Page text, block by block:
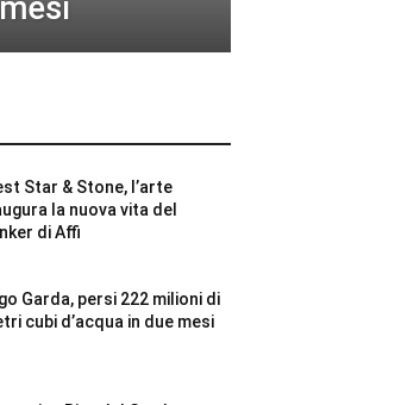
Star & Stone, l’arte
la nuova vita del
di Affi
Garda, persi 222 milioni di
cubi d’acqua in due mesi